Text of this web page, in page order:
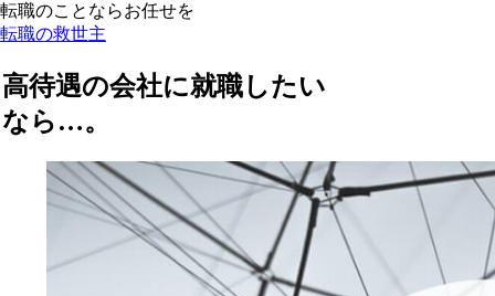
転職のことならお任せを
転職の救世主
高待遇の会社に就職したい
なら…。